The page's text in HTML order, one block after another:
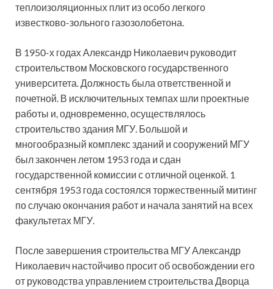
теплоизоляционных плит из особо легкого
известково-зольного газозолобетона.
В 1950-х годах Александр Николаевич руководит
строительством Московского государственного
университета. Должность была ответственной и
почетной. В исключительных темпах шли проектные
работы и, одновременно, осуществлялось
строительство здания МГУ. Большой и
многообразный комплекс зданий и сооружений МГУ
был закончен летом 1953 года и сдан
государственной комиссии с отличной оценкой. 1
сентября 1953 года состоялся торжественный митинг
по случаю окончания работ и начала занятий на всех
факультетах МГУ.
После завершения строительства МГУ Александр
Николаевич настойчиво просит об освобождении его
от руководства управлением строительства Дворца